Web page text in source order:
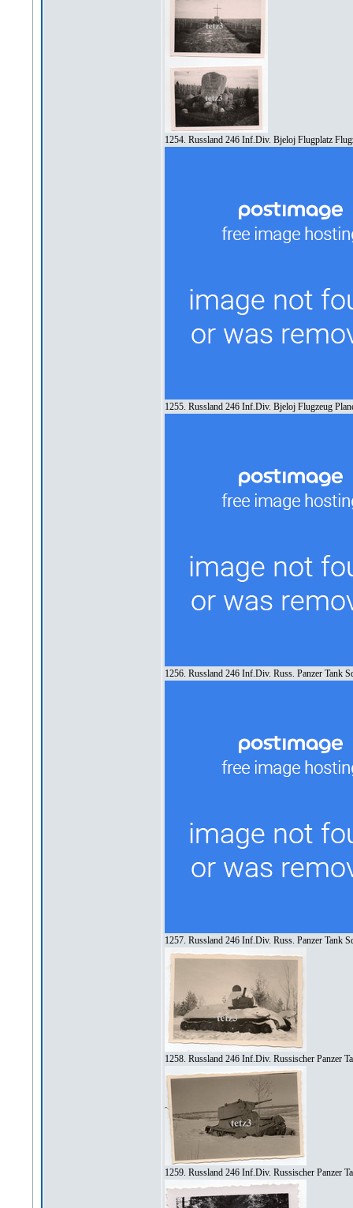
1254. Russland 246 Inf.Div. Bjeloj Flugplatz
1255. Russland 246 Inf.Div. Bjeloj Flugzeug
1256. Russland 246 Inf.Div. Russ. Panzer Tank
1257. Russland 246 Inf.Div. Russ. Panzer Tank
1258. Russland 246 Inf.Div. Russischer Panzer
1259. Russland 246 Inf.Div. Russischer Panzer